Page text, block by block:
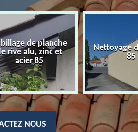
de planche
rive alu, zinc et
acier 85
Nettoyage
85
NOUS